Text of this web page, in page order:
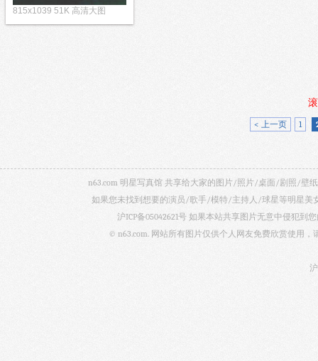
815x1039 51K 高清大图
< 上一页 1
n63.com 明星写真馆 共享给大家的图片/照片/桌面/剧照/壁
如果您未找到想要的演员/歌手/模特/主持人/球星等明星美
沪ICP备05042621号 如果本站共享图片无意中侵犯到
© n63.com. 网站所有图片仅供个人网友免费欣赏使用